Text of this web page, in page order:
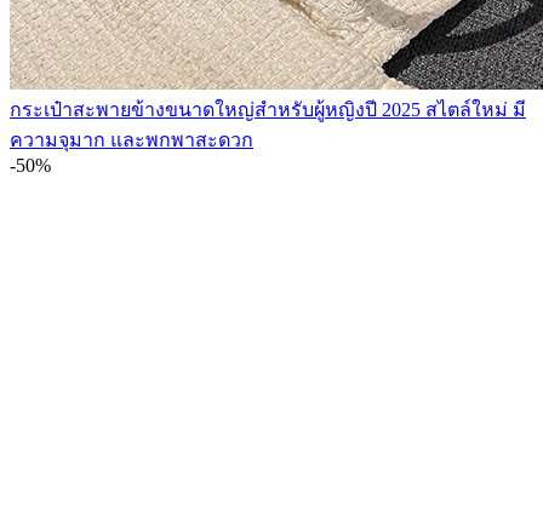
กระเป๋าสะพายข้างขนาดใหญ่สำหรับผู้หญิงปี 2025 สไตล์ใหม่ มี
ความจุมาก และพกพาสะดวก
-50%